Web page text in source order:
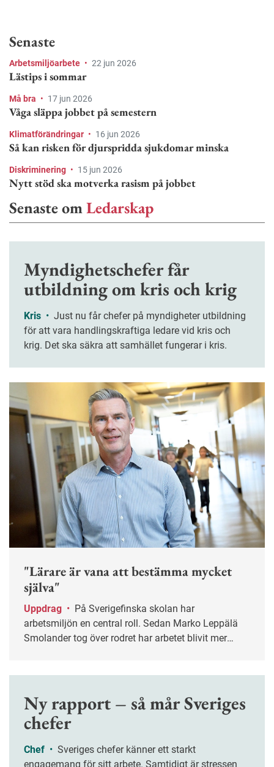
Senaste
Arbetsmiljöarbete • 22 jun 2026
Lästips i sommar
Må bra • 17 jun 2026
Våga släppa jobbet på semestern
Klimatförändringar • 16 jun 2026
Så kan risken för djurspridda sjukdomar minska
Diskriminering • 15 jun 2026
Nytt stöd ska motverka rasism på jobbet
Senaste omLedarskap
Myndighetschefer får
utbildning om kris och krig
Kris •
för att vara handlingskraftiga ledare vid kris och
krig. Det ska säkra att samhället fungerar i kris.
"Lärare är vana att bestämma mycket
själva"
Uppdrag •
arbetsmiljön en central roll. Sedan Marko Leppälä
Smolander tog över rodret har arbetet blivit mer
Ny rapport – så mår Sveriges
chefer
Chef •
engagemang för sitt arbete. Samtidigt är stressen